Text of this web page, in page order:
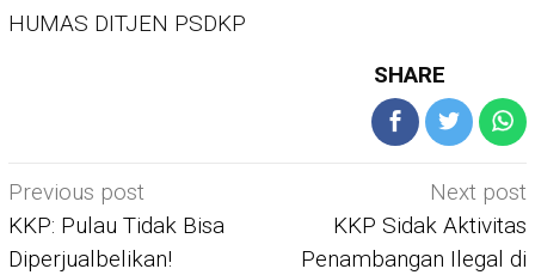
HUMAS DITJEN PSDKP
SHARE
Post
navigation
Previous post
KKP: Pulau Tidak Bisa
Diperjualbelikan!
Next post
KKP Sidak Aktivitas
Penambangan Ilegal di